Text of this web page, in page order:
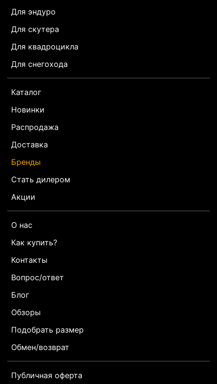
Для эндуро
Для скутера
Для квадроцикла
Для снегохода
Каталог
Новинки
Распродажа
Доставка
Бренды
Стать дилером
Акции
О нас
Как купить?
Контакты
Вопрос/ответ
Блог
Обзоры
Подобрать размер
Обмен/возврат
Публичная оферта